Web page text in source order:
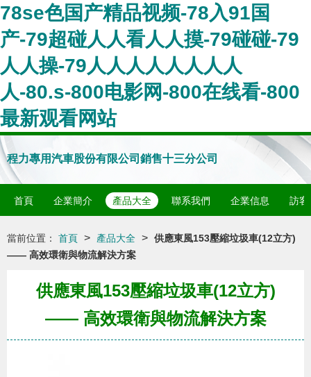
78se色国产精品视频-78入91国
产-79超碰人人看人人摸-79碰碰-79
人人操-79人人人人人人人人
人-80.s-800电影网-800在线看-800
最新观看网站
程力專用汽車股份有限公司銷售十三分公司
首頁 企業簡介 產品大全 聯系我們 企業信息 訪客
當前位置： 首頁 > 產品大全 > 供應東風153壓縮垃圾車(12立方)
—— 高效環衛與物流解決方案
供應東風153壓縮垃圾車(12立方)
—— 高效環衛與物流解決方案